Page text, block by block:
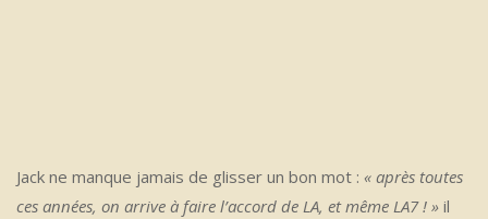
Jack ne manque jamais de glisser un bon mot : « après toutes
ces années, on arrive à faire l’accord de LA, et même LA7 ! » il